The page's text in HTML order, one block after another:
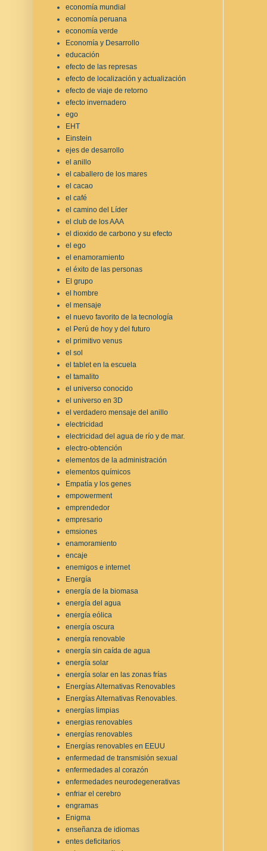
economía mundial
economía peruana
economía verde
Economía y Desarrollo
educación
efecto de las represas
efecto de localización y actualización
efecto de viaje de retorno
efecto invernadero
ego
EHT
Einstein
ejes de desarrollo
el anillo
el caballero de los mares
el cacao
el café
el camino del Líder
el club de los AAA
el dioxido de carbono y su efecto
el ego
el enamoramiento
el éxito de las personas
El grupo
el hombre
el mensaje
el nuevo favorito de la tecnología
el Perú de hoy y del futuro
el primitivo venus
el sol
el tablet en la escuela
el tamalito
el universo conocido
el universo en 3D
el verdadero mensaje del anillo
electricidad
electricidad del agua de río y de mar.
electro-obtención
elementos de la administración
elementos químicos
Empatía y los genes
empowerment
emprendedor
empresario
emsiones
enamoramiento
encaje
enemigos e internet
Energía
energía de la biomasa
energía del agua
energía eólica
energía oscura
energía renovable
energía sin caída de agua
energía solar
energía solar en las zonas frías
Energías Alternativas Renovables
Energías Alternativas Renovables.
energías limpias
energias renovables
energías renovables
Energías renovables en EEUU
enfermedad de transmisión sexual
enfermedades al corazón
enfermedades neurodegenerativas
enfriar el cerebro
engramas
Enigma
enseñanza de idiomas
entes deficitarios